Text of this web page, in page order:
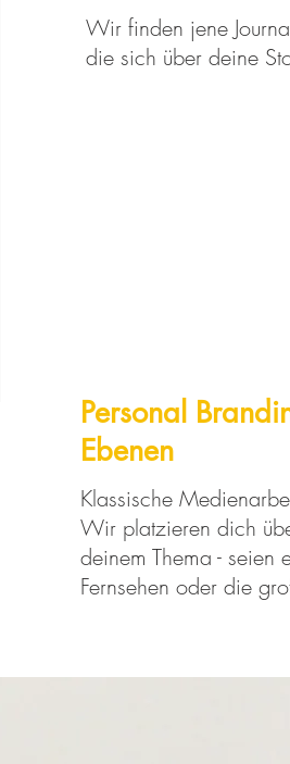
Wir finden jene
die sich über deine
Personal
Ebenen
Klassische
Wir platzieren dich
deinem Thema - seien
Fernsehen oder die